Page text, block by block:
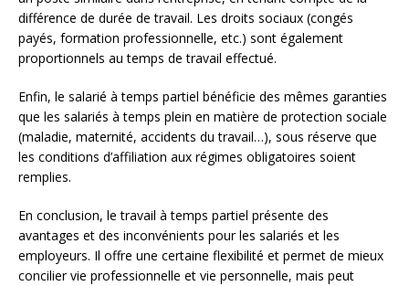
différence de durée de travail. Les droits sociaux (congés
payés, formation professionnelle, etc.) sont également
proportionnels au temps de travail effectué.
Enfin, le salarié à temps partiel bénéficie des mêmes garanties
que les salariés à temps plein en matière de protection sociale
(maladie, maternité, accidents du travail…), sous réserve que
les conditions d’affiliation aux régimes obligatoires soient
remplies.
En conclusion, le travail à temps partiel présente des
avantages et des inconvénients pour les salariés et les
employeurs. Il offre une certaine flexibilité et permet de mieux
concilier vie professionnelle et vie personnelle, mais peut